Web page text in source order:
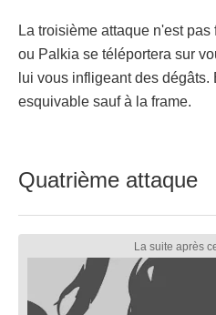
La troisième attaque n'est
ou Palkia se téléportera sur
lui vous infligeant des
esquivable sauf à la frame.
Quatrième attaque